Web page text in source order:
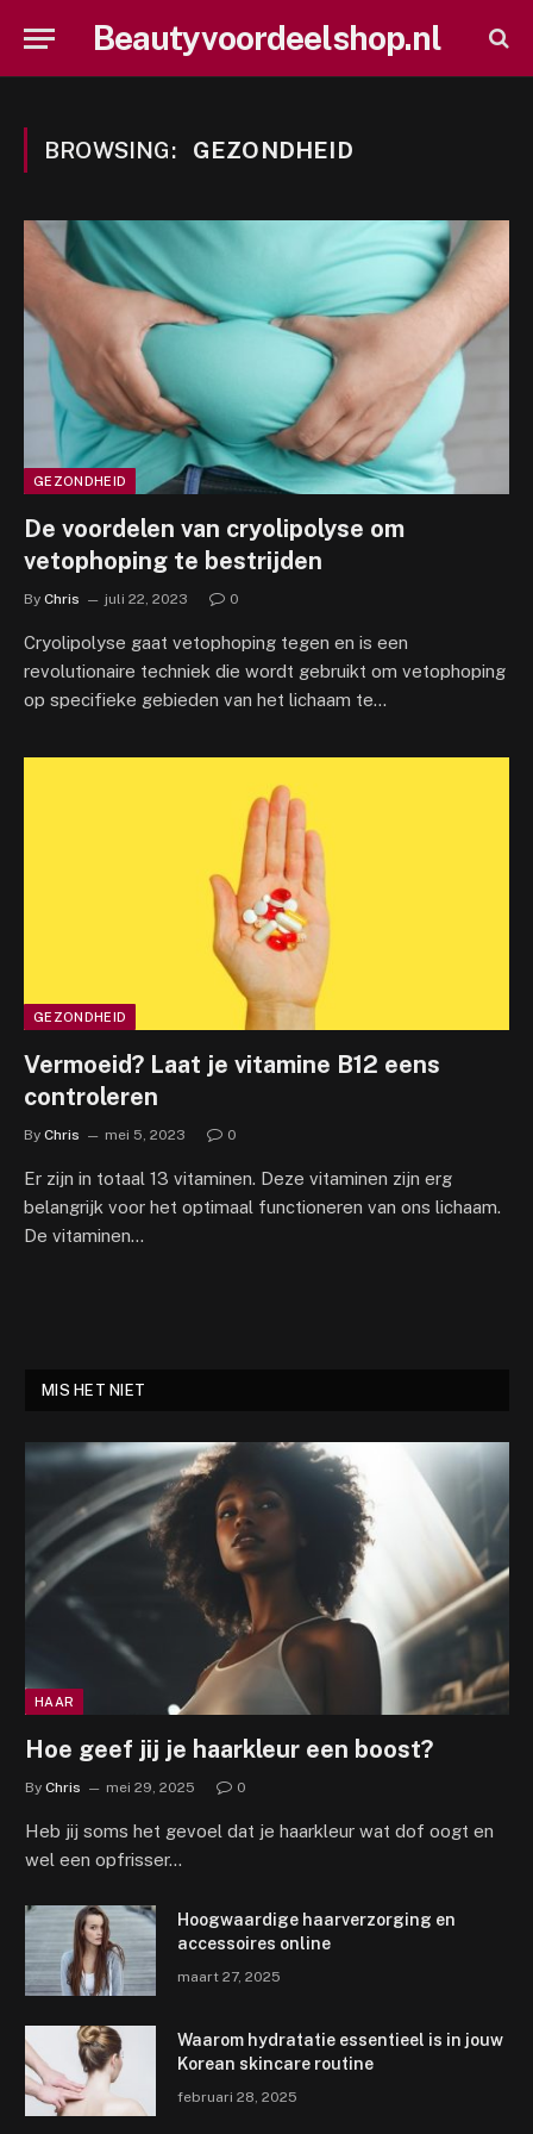
Beautyvoordeelshop.nl
BROWSING: GEZONDHEID
GEZONDHEID
De voordelen van cryolipolyse om
vetophoping te bestrijden
By Chris juli 22, 2023 0
Cryolipolyse gaat vetophoping tegen en is een
revolutionaire techniek die wordt gebruikt om vetophoping
op specifieke gebieden van het lichaam te…
GEZONDHEID
Vermoeid? Laat je vitamine B12 eens
controleren
By Chris mei 5, 2023 0
Er zijn in totaal 13 vitaminen. Deze vitaminen zijn erg
belangrijk voor het optimaal functioneren van ons lichaam.
De vitaminen…
MIS HET NIET
HAAR
Hoe geef jij je haarkleur een boost?
By Chris mei 29, 2025 0
Heb jij soms het gevoel dat je haarkleur wat dof oogt en
wel een opfrisser…
Hoogwaardige haarverzorging en
accessoires online
maart 27, 2025
Waarom hydratatie essentieel is in jouw
Korean skincare routine
februari 28, 2025